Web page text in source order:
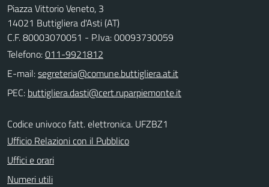
Piazza Vittorio Veneto, 3
14021 Buttigliera d'Asti (AT)
C.F. 80003070051 - P.Iva: 00093730059
Telefono:011-9921812
E-mail:
PEC:
Codice univoco fatt. elettronica. UFZBZ1
Ufficio Relazioni con il Pubblico
Uffici e orari
Numeri utili